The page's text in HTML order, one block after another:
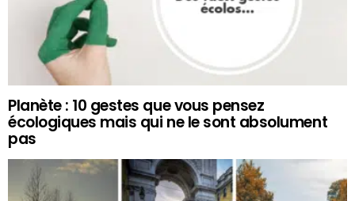
Planète : 10 gestes que vous pensez
écologiques mais qui ne le sont absolument
pas